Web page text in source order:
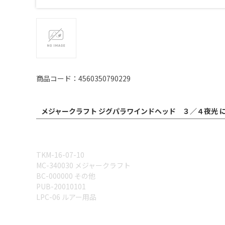
商品コード：4560350790229
メジャークラフト ジグパラワインドヘッド ３／４夜光
TKM-16-07-10
MC-340030 メジャークラフト
BC-000000 その他
PUB-20010101
LPC-06 ルアー用品